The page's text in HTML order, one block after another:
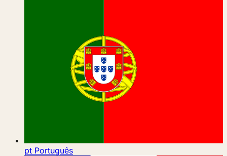
pt Português